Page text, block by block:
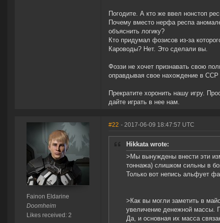
Погодите. А кто же ввел нонстоп
Почему вместо нерфа респа
объяснить логику?
Кто придумал фозисов из-за
Кароводы? Нет. Это сделали вы.
Фоззи не хочет признавать свою
оправдывая свое нахождение в
Прекратите хоронить нашу игру.
дайте играть в нее нам.
Fainon Eldarine
Doomheim
Likes received: 2
#22 - 2017-06-09 18:47:57 UTC
Hikkata wrote:
>Мы вынуждены внести эти
тоннажа) слишком сильны в
Только вот непись альфует
>Как вы могли заметить в
увеличение денежной массы.
Да, и основная их масса